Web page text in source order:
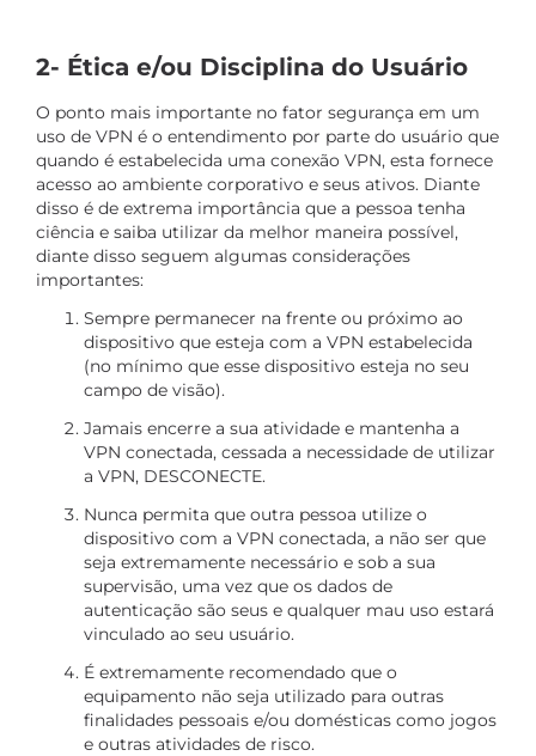
2- Ética e/ou Disciplina do Usuário
O ponto mais importante no fator segurança em um
uso de VPN é o entendimento por parte do usuário que
quando é estabelecida uma conexão VPN, esta fornece
acesso ao ambiente corporativo e seus ativos. Diante
disso é de extrema importância que a pessoa tenha
ciência e saiba utilizar da melhor maneira possível,
diante disso seguem algumas considerações
importantes:
Sempre permanecer na frente ou próximo ao
dispositivo que esteja com a VPN estabelecida
(no mínimo que esse dispositivo esteja no seu
campo de visão).
Jamais encerre a sua atividade e mantenha a
VPN conectada, cessada a necessidade de utilizar
a VPN, DESCONECTE.
Nunca permita que outra pessoa utilize o
dispositivo com a VPN conectada, a não ser que
seja extremamente necessário e sob a sua
supervisão, uma vez que os dados de
autenticação são seus e qualquer mau uso estará
vinculado ao seu usuário.
É extremamente recomendado que o
equipamento não seja utilizado para outras
finalidades pessoais e/ou domésticas como jogos
e outras atividades de risco.